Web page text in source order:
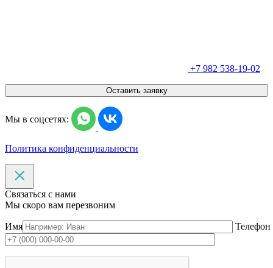
+7 982 538-19-02
Оставить заявку
Мы в соцсетях:
Политика конфиденциальности
Связаться с нами
Мы скоро вам перезвоним
Имя Телефон